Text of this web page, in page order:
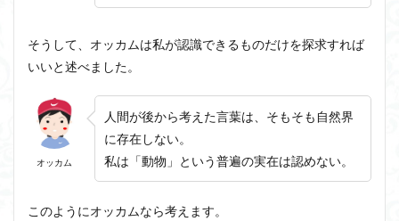
そうして、オッカムは私が認識できるものだけを探求すれば
いいと述べました。
オッカム
人間が後から考えた言葉は、そもそも自然界
に存在しない。
私は「動物」という普遍の実在は認めない。
このようにオッカムなら考えます。